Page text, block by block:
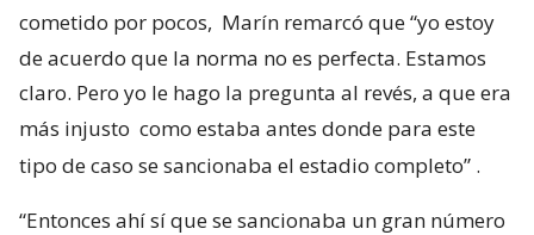
cometido por pocos, Marín remarcó que “yo estoy
de acuerdo que la norma no es perfecta. Estamos
claro. Pero yo le hago la pregunta al revés, a que era
más injusto como estaba antes donde para este
tipo de caso se sancionaba el estadio completo” .
“Entonces ahí sí que se sancionaba un gran número